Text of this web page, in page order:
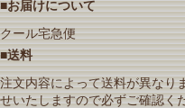
■お届けについて
クール宅急便
■送料
注文内容によって送料が異なり
せいたしますので必ずご確認く